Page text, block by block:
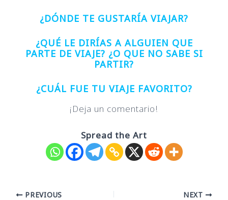
¿DÓNDE TE GUSTARÍA VIAJAR?
¿QUÉ LE DIRÍAS A ALGUIEN QUE
PARTE DE VIAJE? ¿O QUE NO SABE SI
PARTIR?
¿CUÁL FUE TU VIAJE FAVORITO?
¡Deja un comentario!
Spread the Art
PostPREVIOUS NEXT